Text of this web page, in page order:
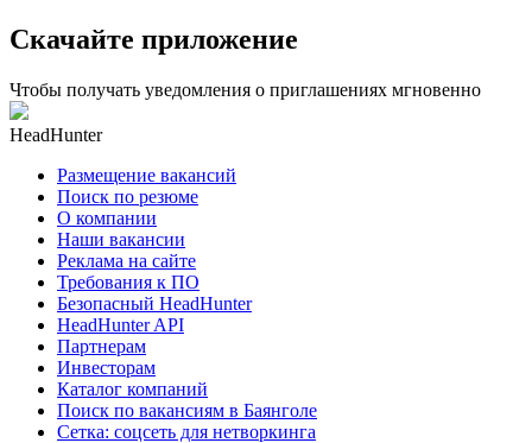
Скачайте приложение
Чтобы получать уведомления о приглашениях мгновенно
HeadHunter
Размещение вакансий
Поиск по резюме
О компании
Наши вакансии
Реклама на сайте
Требования к ПО
Безопасный HeadHunter
HeadHunter API
Партнерам
Инвесторам
Каталог компаний
Поиск по вакансиям в Баянголе
Сетка: соцсеть для нетворкинга